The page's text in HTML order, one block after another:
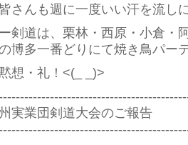
さんも週に一度いい汗を流し
剣道は、栗林・西原・小倉・
博多一番どりにて焼き鳥パー
想・礼！<(_ _)>
業団剣道大会のご報告